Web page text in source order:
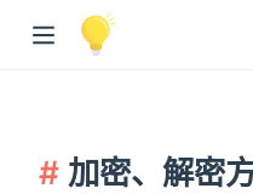
加密、解密